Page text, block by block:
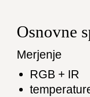
Osnovne
Merjenje
RGB + IR